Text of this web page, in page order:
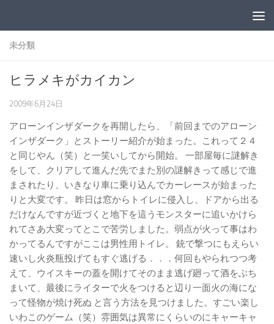
未分類
ヒラメキがカイカン
2009年6月24日
アローンインザダークを再開したら、「前回までのアローン
インザダーク」とストーリー紹介が始まった。これって２４
と同じやん（笑）と一笑いしてから開始。 一部屋毎に謎解き
をして、クリアして進んだ先でまた別の謎解きって感じで進
まされたり、いきなり車に乗り込んでカーレースが始まった
りと大変です。 昨日は窓からトイレに侵入し、ドアから出る
だけなんですが近づくと地下を這うモンスターに追いかけら
れてさあ大変ってとこで苦労しました。弱点が火って事はわ
かってるんですがここは男性用トイレ。 銃で撃つにもえらい
速いし火炎瓶投げてもすぐ逃げる．．．何回もやられつつ考
えて、ウイスキーの蓋を開けてそのまま逃げ廻って酒をぶち
まいて、最後にライターで火をつけると辺り一面火の海にな
って怪物が焼け死ぬ と言う方法を見つけました。すごい楽し
いわこのゲーム（笑）雰囲気は異常にくらいのにキャーキャ